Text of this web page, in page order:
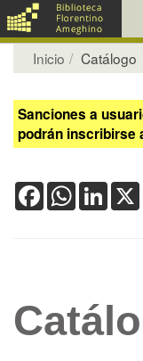
Inicio Catálogo
Sanciones a
podrán inscribirse
FacebookWhatsApp